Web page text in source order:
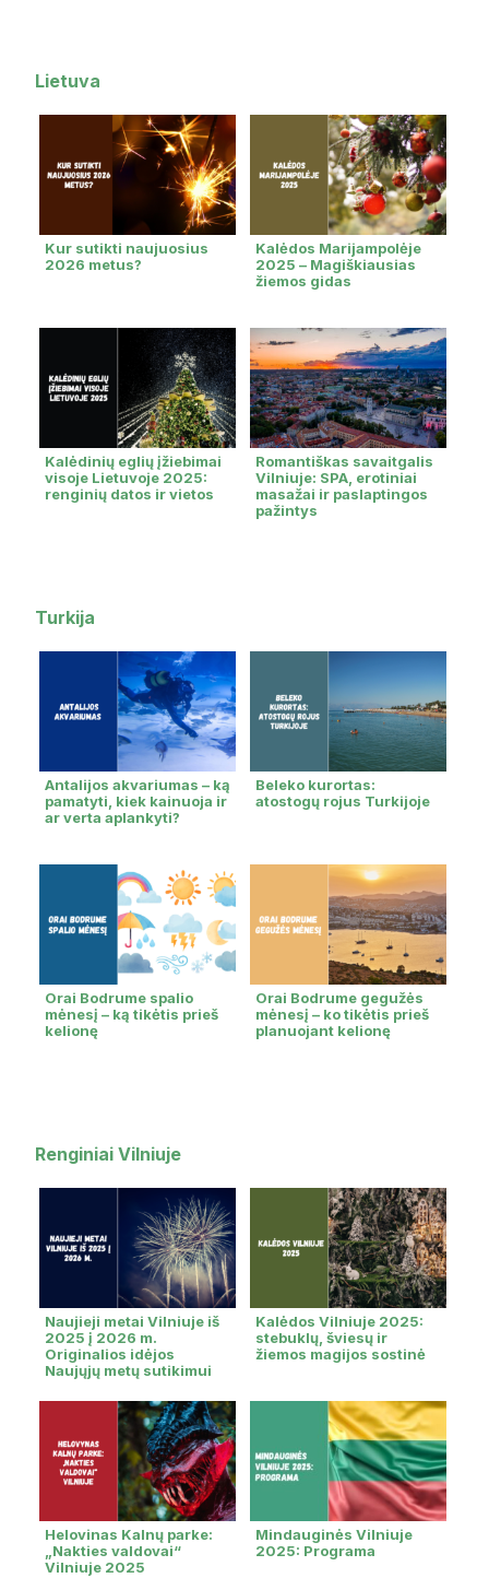
Lietuva
Kur sutikti naujuosius
2026 metus?
Kalėdos Marijampolėje
2025 – Magiškiausias
žiemos gidas
Kalėdinių eglių įžiebimai
visoje Lietuvoje 2025:
renginių datos ir vietos
Romantiškas savaitgalis
Vilniuje: SPA, erotiniai
masažai ir paslaptingos
pažintys
Turkija
Antalijos akvariumas – ką
pamatyti, kiek kainuoja ir
ar verta aplankyti?
Beleko kurortas:
atostogų rojus Turkijoje
Orai Bodrume spalio
mėnesį – ką tikėtis prieš
kelionę
Orai Bodrume gegužės
mėnesį – ko tikėtis prieš
planuojant kelionę
Renginiai Vilniuje
Naujieji metai Vilniuje iš
2025 į 2026 m.
Originalios idėjos
Naujųjų metų sutikimui
Kalėdos Vilniuje 2025:
stebuklų, šviesų ir
žiemos magijos sostinė
Helovinas Kalnų parke:
„Nakties valdovai“
Vilniuje 2025
Mindauginės Vilniuje
2025: Programa